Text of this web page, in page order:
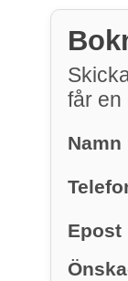
får en
Namn
Epost